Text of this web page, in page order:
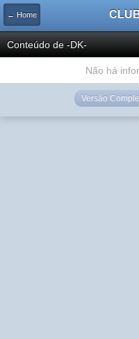
← Home
Conteúdo de -DK-
Não há
Versão